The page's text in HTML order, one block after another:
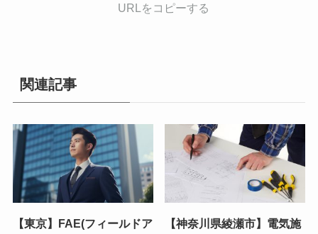
URLをコピーする
関連記事
【東京】FAE(フィールドア
【神奈川県綾瀬市】電気施